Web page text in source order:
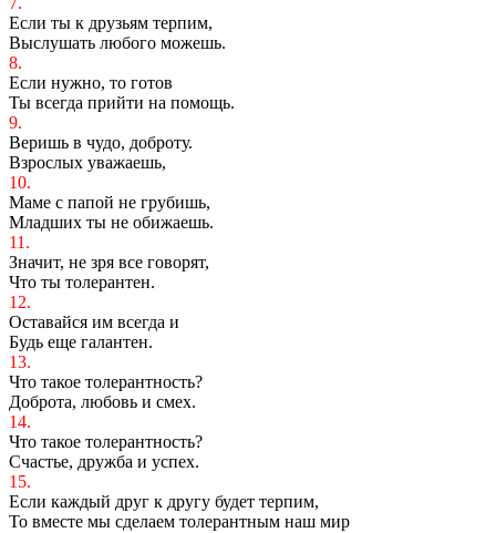
Если ты к друзьям терпим,
Выслушать любого можешь.
8.
Если нужно, то готов
Ты всегда прийти на помощь.
9.
Веришь в чудо, доброту.
Взрослых уважаешь,
10.
Маме с папой не грубишь,
Младших ты не обижаешь.
11.
Значит, не зря все говорят,
Что ты толерантен.
12.
Оставайся им всегда и
Будь еще галантен.
13.
Что такое толерантность?
Доброта, любовь и смех.
14.
Что такое толерантность?
Счастье, дружба и успех.
15.
Если каждый друг к другу будет терпим,
То вместе мы сделаем толерантным наш мир